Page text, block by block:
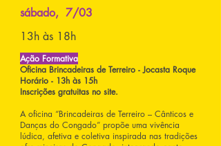
sábado, 7/03
13h às 18h
Ação Formativa
Oficina Brincadeiras de Terreiro - Jocasta Roque
Horário - 13h às 15h
Inscrições gratuitas no site.
A oficina “Brincadeiras de Terreiro – Cânticos e
Danças do Congado” propõe uma vivência
lúdica, afetiva e coletiva inspirada nas tradições